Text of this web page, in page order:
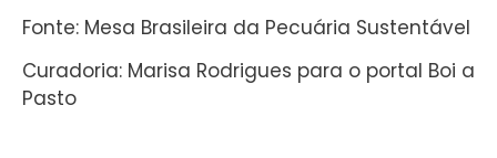
Fonte: Mesa Brasileira da Pecuária Sustentável
Curadoria: Marisa Rodrigues para o portal Boi a
Pasto